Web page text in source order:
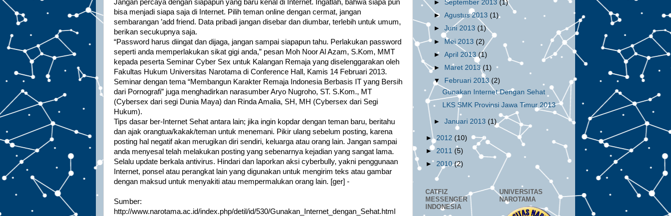
Jangan percaya dengan siapapun yang baru kenal di Internet. Ingatlah, bahwa siapa pun
bisa menjadi siapa saja di Internet. Pilih teman online dengan cermat, jangan
sembarangan ’add friend. Data pribadi jangan disebar dan diumbar, terlebih untuk umum,
berikan secukupnya saja.
“Password harus diingat dan dijaga, jangan sampai siapapun tahu. Perlakukan password
seperti anda memperlakukan sikat gigi anda,” pesan Moh Noor Al Azam, S.Kom, MMT
kepada peserta Seminar Cyber Sex untuk Kalangan Remaja yang diselenggarakan oleh
Fakultas Hukum Universitas Narotama di Conference Hall, Kamis 14 Februari 2013.
Seminar dengan tema “Membangun Karakter Remaja Indonesia Berbasis IT yang Bersih
dari Pornografi” juga menghadirkan narasumber Aryo Nugroho, ST. S.Kom., MT
(Cybersex dari segi Dunia Maya) dan Rinda Amalia, SH, MH (Cybersex dari Segi
Hukum).
Tips dasar ber-Internet Sehat antara lain; jika ingin kopdar dengan teman baru, beritahu
dan ajak orangtua/kakak/teman untuk menemani. Pikir ulang sebelum posting, karena
posting hal negatif akan merugikan diri sendiri, keluarga atau orang lain. Jangan sampai
anda menyesal telah melakukan posting yang sebenarnya kejadian yang sangat lama.
Selalu update berkala antivirus. Hindari dan laporkan aksi cyberbully, yakni penggunaan
Internet, ponsel atau perangkat lain yang digunakan untuk mengirim teks atau gambar
dengan maksud untuk menyakiti atau mempermalukan orang lain. [ger] -
Sumber:
http://www.narotama.ac.id/index.php/detil/id/530/Gunakan_Internet_dengan_Sehat.html
►September 2013 (1)
►Agustus 2013 (1)
►Juni 2013 (1)
► Mei 2013 (2)
►April 2013(1)
►
Maret 2013 (1)
▼
Februari 2013 (2)
Gunakan Internet Dengan Sehat
LKS SMK Provinsi Jawa Timur 2013
►Januari 2013 (1)
►2012 (10)
► 2011 (5)
► 2010(2)
CATFIZ
MESSENGER
INDONESIA
UNIVERSITAS
NAROTAMA